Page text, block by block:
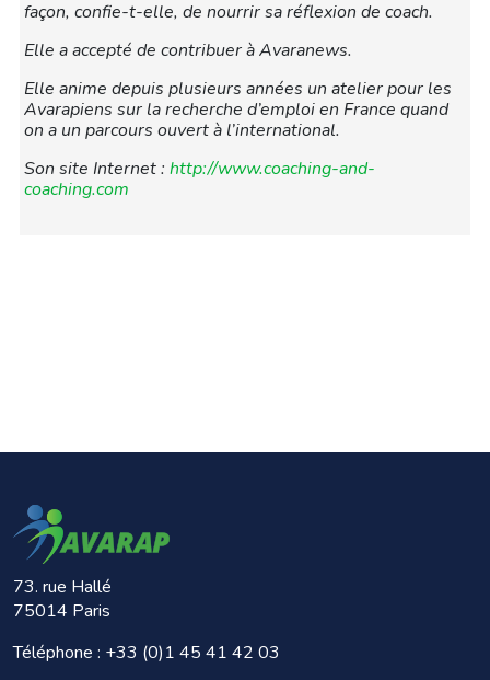
façon, confie-t-elle, de nourrir sa réflexion de coach.
Elle a accepté de contribuer à Avaranews.
Elle anime depuis plusieurs années un atelier pour les
Avarapiens sur la recherche d’emploi en France quand
on a un parcours ouvert à l’international.
Son site Internet : http://www.coaching-and-
coaching.com
73. rue Hallé
75014 Paris
Téléphone : +33 (0)1 45 41 42 03